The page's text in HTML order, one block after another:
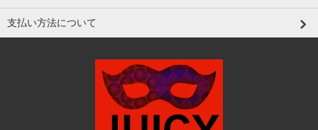
支払い方法について